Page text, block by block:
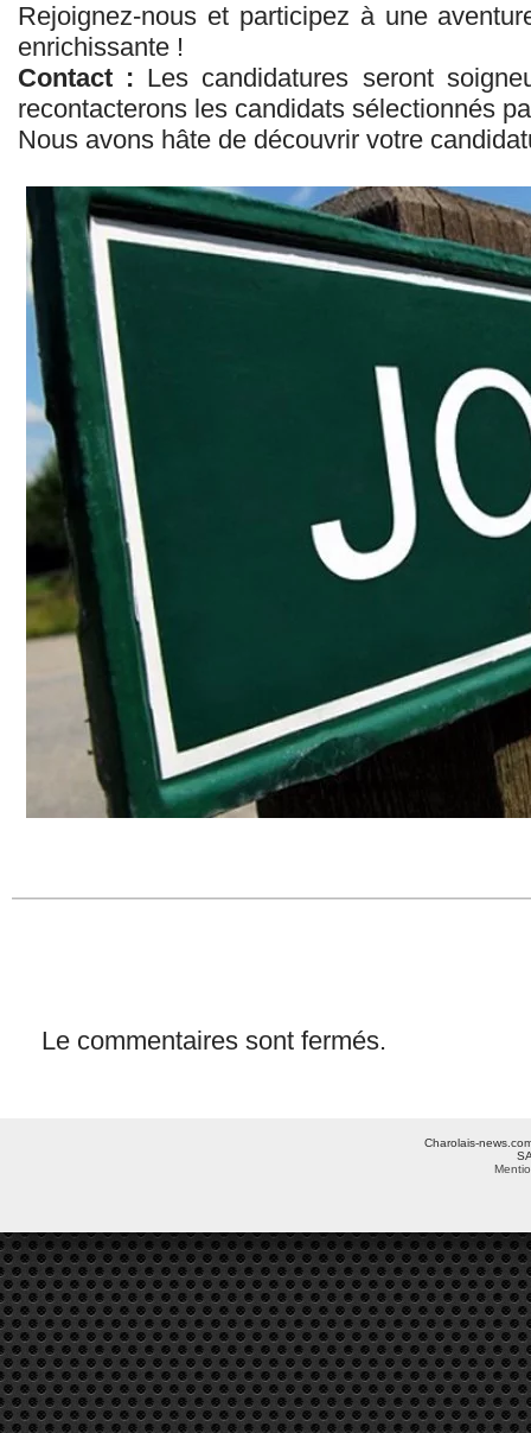
Rejoignez-nous et participez à une
enrichissante !
Contact : Les candidatures seront
recontacterons les candidats sélectionnés
Nous avons hâte de découvrir votre
Le commentaires sont fermés.
Charolais-